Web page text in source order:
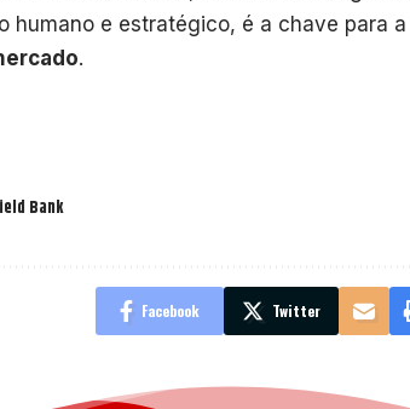
humano e estratégico, é a chave para a
.
Bank
Facebook Twitter